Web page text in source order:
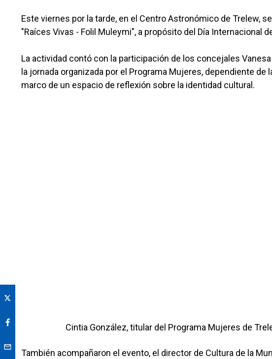
Este viernes por la tarde, en el Centro Astronómico de Trelew,
"Raíces Vivas - Folil Muleymi", a propósito del Día Internacional
La actividad contó con la participación de los concejales
la jornada organizada por el Programa Mujeres, dependiente de
marco de un espacio de reflexión sobre la identidad cultural.
Cintia González, titular del Programa Mujeres de
También acompañaron el evento, el director de Cultura de la